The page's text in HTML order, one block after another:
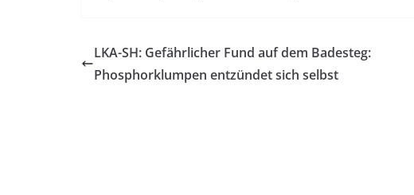
LKA-SH: Gefährlicher Fund auf dem Badesteg:
Phosphorklumpen entzündet sich selbst